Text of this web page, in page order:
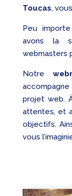
Toucas,
Peu
avons la
webmasters
Notre
projet web.
attentes, et
objectifs.
vous